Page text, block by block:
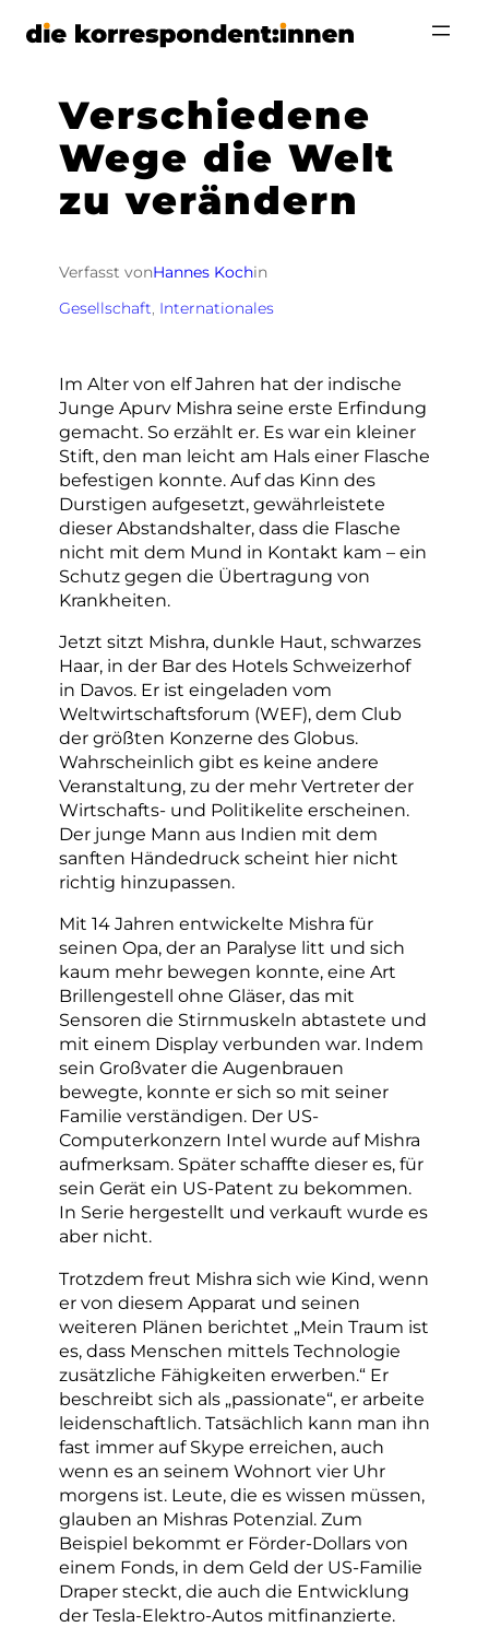
Zum
Verschiedene
Wege die Welt
zu verändern
Verfasst vonHannes Kochin
Gesellschaft, Internationales
Im Alter von elf Jahren hat der indische
Junge Apurv Mishra seine erste Erfindung
gemacht. So erzählt er. Es war ein kleiner
Stift, den man leicht am Hals einer Flasche
befestigen konnte. Auf das Kinn des
Durstigen aufgesetzt, gewährleistete
dieser Abstandshalter, dass die Flasche
nicht mit dem Mund in Kontakt kam – ein
Schutz gegen die Übertragung von
Krankheiten.
Jetzt sitzt Mishra, dunkle Haut, schwarzes
Haar, in der Bar des Hotels Schweizerhof
in Davos. Er ist eingeladen vom
Weltwirtschaftsforum (WEF), dem Club
der größten Konzerne des Globus.
Wahrscheinlich gibt es keine andere
Veranstaltung, zu der mehr Vertreter der
Wirtschafts- und Politikelite erscheinen.
Der junge Mann aus Indien mit dem
sanften Händedruck scheint hier nicht
richtig hinzupassen.
Mit 14 Jahren entwickelte Mishra für
seinen Opa, der an Paralyse litt und sich
kaum mehr bewegen konnte, eine Art
Brillengestell ohne Gläser, das mit
Sensoren die Stirnmuskeln abtastete und
mit einem Display verbunden war. Indem
sein Großvater die Augenbrauen
bewegte, konnte er sich so mit seiner
Familie verständigen. Der US-
Computerkonzern Intel wurde auf Mishra
aufmerksam. Später schaffte dieser es, für
sein Gerät ein US-Patent zu bekommen.
In Serie hergestellt und verkauft wurde es
aber nicht.
Trotzdem freut Mishra sich wie Kind, wenn
er von diesem Apparat und seinen
weiteren Plänen berichtet „Mein Traum ist
es, dass Menschen mittels Technologie
zusätzliche Fähigkeiten erwerben.“ Er
beschreibt sich als „passionate“, er arbeite
leidenschaftlich. Tatsächlich kann man ihn
fast immer auf Skype erreichen, auch
wenn es an seinem Wohnort vier Uhr
morgens ist. Leute, die es wissen müssen,
glauben an Mishras Potenzial. Zum
Beispiel bekommt er Förder-Dollars von
einem Fonds, in dem Geld der US-Familie
Draper steckt, die auch die Entwicklung
der Tesla-Elektro-Autos mitfinanzierte.